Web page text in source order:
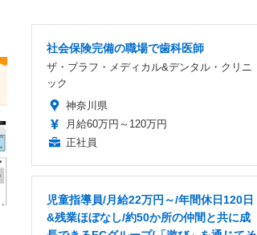
社会保険完備の職場で歯科医師
ザ・ブラフ・メディカル&デンタル・クリニ
ック
神奈川県
月給60万円～120万円
正社員
児童指導員/月給22万円～/年間休日120日
&残業ほぼなし/約50か所の仲間と共に成